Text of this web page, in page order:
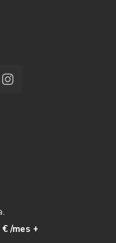
€/mes +